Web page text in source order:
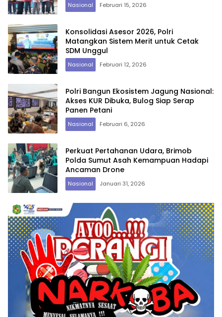
Nasional Februari 15, 2026
Konsolidasi Asesor 2026, Polri
Matangkan Sistem Merit untuk Cetak
SDM Unggul
Nasional Februari 12, 2026
Polri Bangun Ekosistem Jagung Nasional:
Akses KUR Dibuka, Bulog Siap Serap
Panen Petani
Nasional Februari 6, 2026
Perkuat Pertahanan Udara, Brimob
Polda Sumut Asah Kemampuan Hadapi
Ancaman Drone
Nasional Januari 31, 2026